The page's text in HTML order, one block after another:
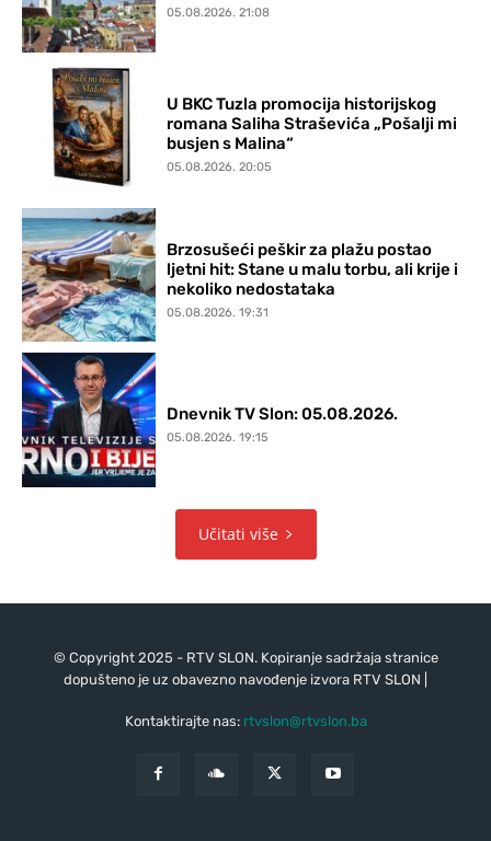
05.08.2026. 21:08
U BKC Tuzla promocija historijskog
romana Saliha Straševića „Pošalji mi
busjen s Malina“
05.08.2026. 20:05
Brzosušeći peškir za plažu postao
ljetni hit: Stane u malu torbu, ali krije i
nekoliko nedostataka
05.08.2026. 19:31
Dnevnik TV Slon: 05.08.2026.
05.08.2026. 19:15
Učitati više
© Copyright 2025 - RTV SLON. Kopiranje sadržaja stranice
dopušteno je uz obavezno navođenje izvora RTV SLON |
Kontaktirajte nas: rtvslon@rtvslon.ba